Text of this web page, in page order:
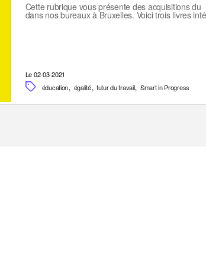
Cette rubrique vous présente des acquisitions
dans nos bureaux à Bruxelles. Voici trois livres
Le 02-03-2021
éducation, égalité, futur du travail, Smart in Progress